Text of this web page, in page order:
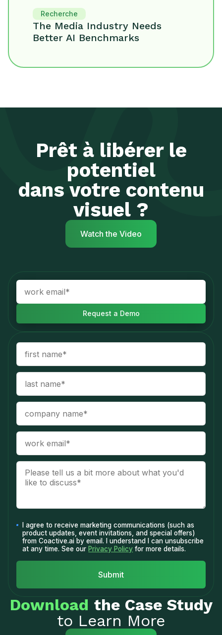
Recherche
The Media Industry Needs
Better AI Benchmarks
Prêt à libérer le
potentiel
dans votre contenu
visuel ?
Watch the Video
I agree to receive marketing communications (such as
product updates, event invitations, and special offers)
from Coactive.ai by email. I understand I can unsubscribe
at any time. See our Privacy Policy for more details.
Download the Case Study
to Learn More